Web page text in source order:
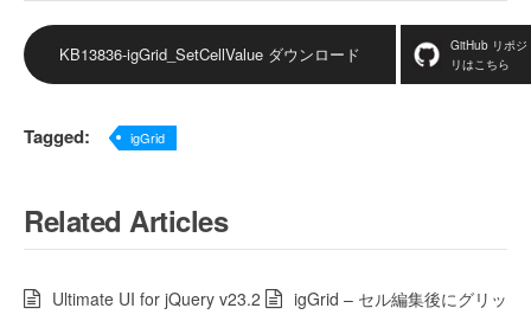
KB13836-igGrid_SetCellValue ダウンロード
GitHub リポジ
リはこちら
Tagged: igGrid
Related Articles
Ultimate UI for jQuery v23.2
igGrid – セル編集後にグリッ